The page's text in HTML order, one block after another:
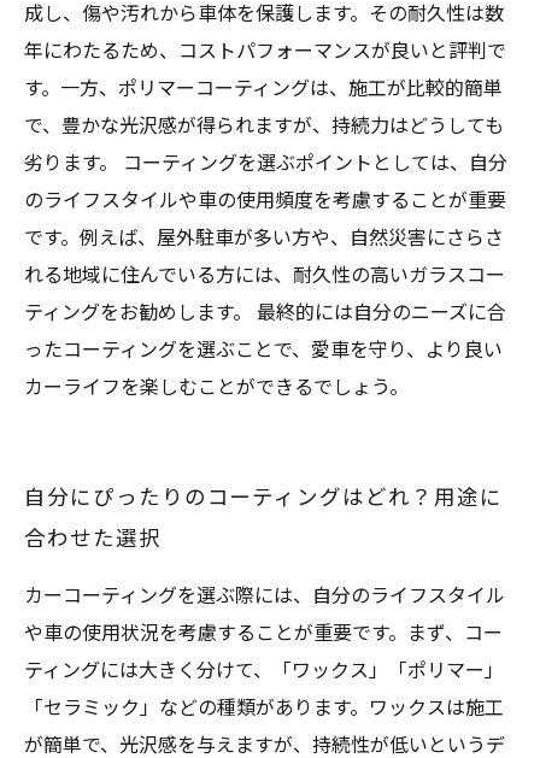
成し、傷や汚れから車体を保護します。その耐久性は数
年にわたるため、コストパフォーマンスが良いと評判で
す。一方、ポリマーコーティングは、施工が比較的簡単
で、豊かな光沢感が得られますが、持続力はどうしても
劣ります。 コーティングを選ぶポイントとしては、自分
のライフスタイルや車の使用頻度を考慮することが重要
です。例えば、屋外駐車が多い方や、自然災害にさらさ
れる地域に住んでいる方には、耐久性の高いガラスコー
ティングをお勧めします。 最終的には自分のニーズに合
ったコーティングを選ぶことで、愛車を守り、より良い
カーライフを楽しむことができるでしょう。
自分にぴったりのコーティングはどれ？用途に
合わせた選択
カーコーティングを選ぶ際には、自分のライフスタイル
や車の使用状況を考慮することが重要です。まず、コー
ティングには大きく分けて、「ワックス」「ポリマー」
「セラミック」などの種類があります。ワックスは施工
が簡単で、光沢感を与えますが、持続性が低いというデ